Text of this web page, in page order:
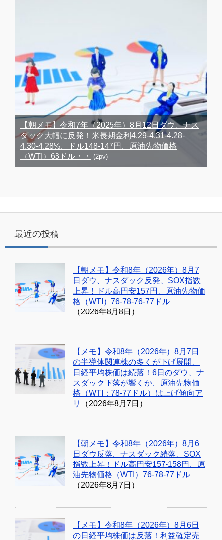
【朝メモ】令和7年（2025年）8月12日ダウ、ナス
ダック大幅に反発！米長期金利4.29-4.31-4.28-
4.30-4.28%、ドル148-147円、原油先物価格
（WTI）63ドル・・
(2pv)
最近の投稿
【朝メモ】令和8年（2026年）8月7
日ダウ、ナスダック反発、SOX指数
上昇！ドル高円安157円、原油先物価
格（WTI）76-78-76-77ドル
（2026年8月8日）
【メモ】令和8年（2026年）8月7日
の半導体関連株の多くが下げ展開、
日経平均株価は続落！6日のダウ、ナ
スダック下落が響くか、原油先物価
格（WTI：78-77ドル）は上げ傾向ア
リ
（2026年8月7日）
【朝メモ】令和8年（2026年）8月6
日ダウ反落、ナスダック続落、SOX
指数上昇！ドル高円安157-158円、原
油先物価格（WTI）76-78-77ドル
（2026年8月7日）
【メモ】令和8年（2026年）8月6日
の日経平均株価は反落！利益確定売